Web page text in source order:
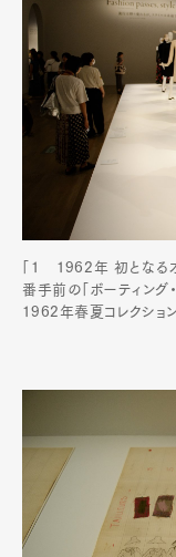
「1 1962年 初となる
番手前の「ボーティング
1962年春夏コレクショ